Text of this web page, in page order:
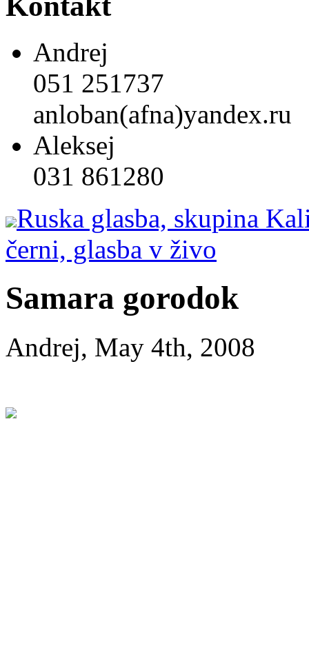
Andrej
051 251737
anloban(afna)yandex.ru
Aleksej
031 861280
Ruska glasba, skupina
černi, glasba v živo
Samara gorodok
Andrej, May 4th, 2008